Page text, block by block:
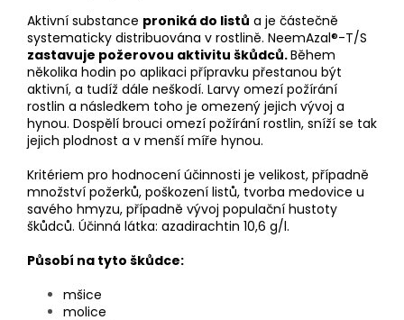
Aktivní substance proniká do listů a je částečně
systematicky distribuována v rostlině. NeemAzal®-T/S
zastavuje požerovou aktivitu škůdců.Během
několika hodin po aplikaci přípravku přestanou být
aktivní, a tudíž dále neškodí. Larvy omezí požírání
rostlin a následkem toho je omezený jejich vývoj a
hynou. Dospělí brouci omezí požírání rostlin, sníží se tak
jejich plodnost a v menší míře hynou.
Kritériem pro hodnocení účinnosti je velikost, případně
množství požerků, poškození listů, tvorba medovice u
savého hmyzu, případně vývoj populační hustoty
škůdců. Účinná látka: azadirachtin 10,6 g/l.
Působí na tyto škůdce:
mšice
molice